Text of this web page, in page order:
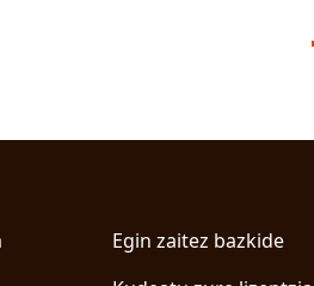
Egin zaitez bazkide